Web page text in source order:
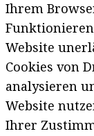
Ihrem
Website
Cookies von
analysieren
Website
Ihrer